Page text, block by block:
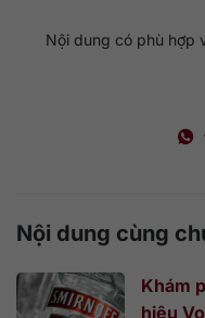
Nội dung có phù hợp
Nội dung cùng
Khám
hiệu